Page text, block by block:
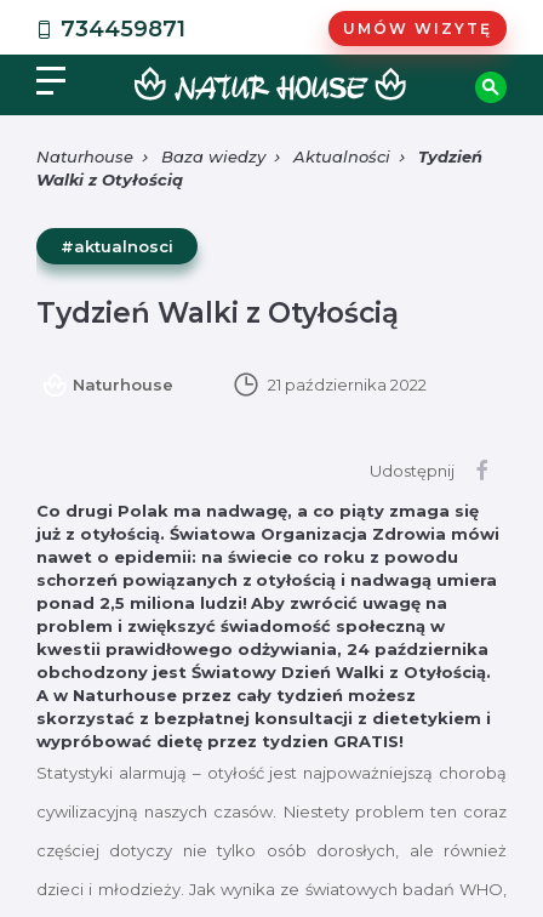
734459871 UMÓW WIZYTĘ
Naturhouse Baza wiedzy Aktualności
Tydzień
Walki z Otyłością
#aktualnosci
Tydzień Walki z Otyłością
Naturhouse 21 października 2022
Udostępnij
Co drugi Polak ma nadwagę, a co piąty zmaga się
już z otyłością. Światowa Organizacja Zdrowia mówi
nawet o epidemii: na świecie co roku z powodu
schorzeń powiązanych z otyłością i nadwagą umiera
ponad 2,5 miliona ludzi! Aby zwrócić uwagę na
problem i zwiększyć świadomość społeczną w
kwestii prawidłowego odżywiania, 24 października
obchodzony jest Światowy Dzień Walki z Otyłością.
A w Naturhouse przez cały tydzień możesz
skorzystać z bezpłatnej konsultacji z dietetykiem i
wypróbować dietę przez tydzien GRATIS!
Statystyki alarmują – otyłość jest najpoważniejszą chorobą
cywilizacyjną naszych czasów. Niestety problem ten coraz
częściej dotyczy nie tylko osób dorosłych, ale również
dzieci i młodzieży. Jak wynika ze światowych badań WHO,